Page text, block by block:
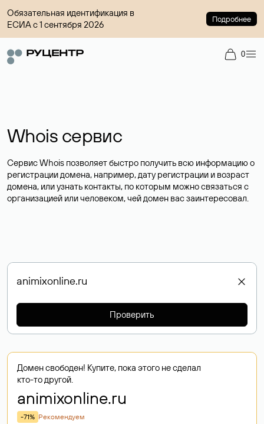
Обязательная идентификация в
ЕСИА с 1 сентября 2026
Подробнее
0
Whois сервис
Сервис Whois позволяет быстро получить всю информацию о
регистрации домена, например, дату регистрации и возраст
домена, или узнать контакты, по которым можно связаться с
организацией или человеком, чей домен вас заинтересовал.
Проверить
Домен свободен! Купите, пока этого не сделал
кто-то другой.
animixonline.ru
-71% Рекомендуем